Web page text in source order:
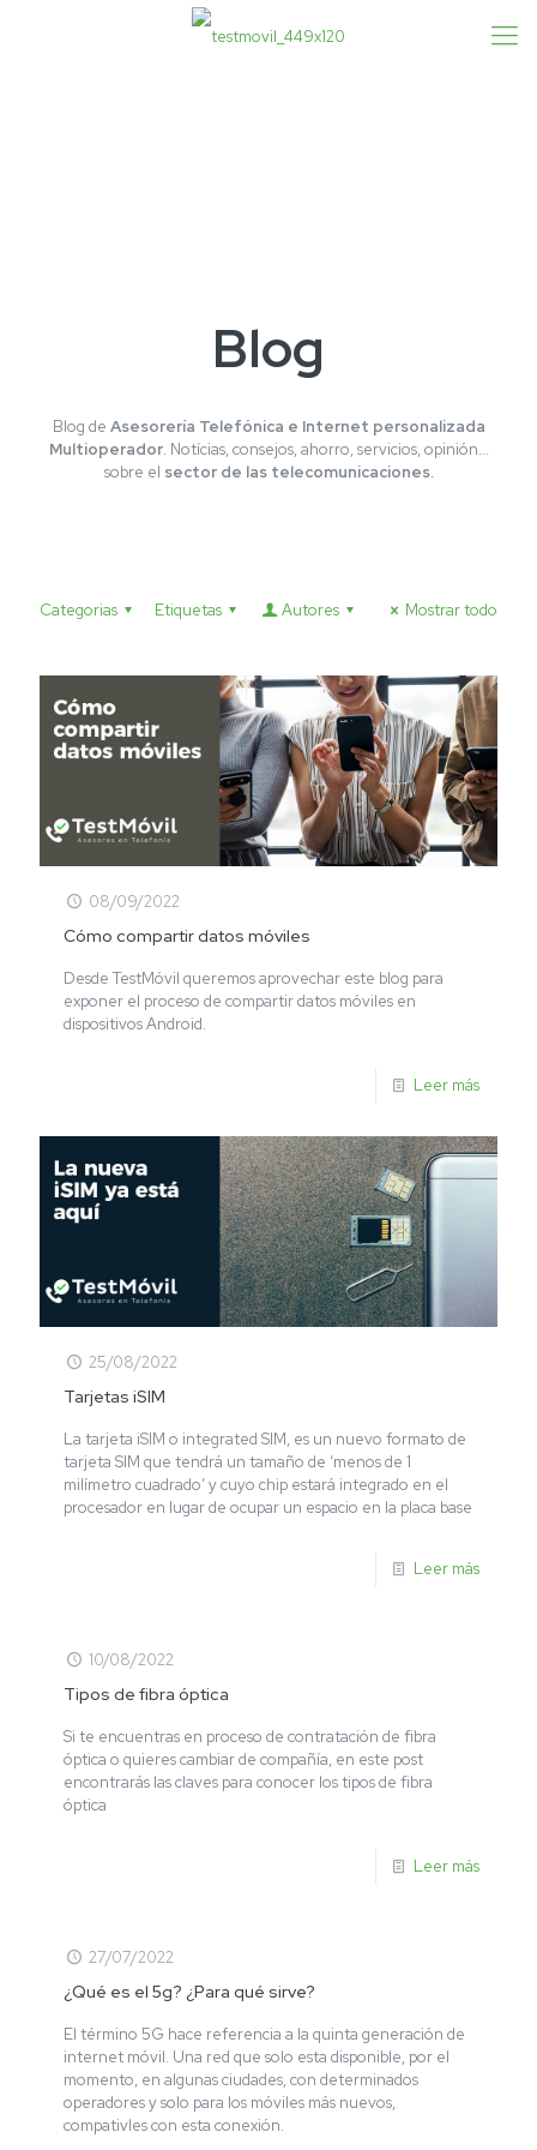
Blog
Blog de Asesorería Telefónica e Internet personalizada
Multioperador. Notícias, consejos, ahorro, servicios, opinión...
sobre el sector de las telecomunicaciones.
Categorias Etiquetas Autores Mostrar todo
08/09/2022
Cómo compartir datos móviles
Desde TestMóvil queremos aprovechar este blog para
exponer el proceso de compartir datos móviles en
dispositivos Android.
Leer más
25/08/2022
Tarjetas iSIM
La tarjeta iSIM o integrated SIM, es un nuevo formato de
tarjeta SIM que tendrá un tamaño de ‘menos de 1
milímetro cuadrado’ y cuyo chip estará integrado en el
procesador en lugar de ocupar un espacio en la placa base
Leer más
10/08/2022
Tipos de fibra óptica
Si te encuentras en proceso de contratación de fibra
óptica o quieres cambiar de compañía, en este post
encontrarás las claves para conocer los tipos de fibra
óptica
Leer más
27/07/2022
¿Qué es el 5g? ¿Para qué sirve?
El término 5G hace referencia a la quinta generación de
internet móvil. Una red que solo esta disponible, por el
momento, en algunas ciudades, con determinados
operadores y solo para los móviles más nuevos,
compativles con esta conexión.